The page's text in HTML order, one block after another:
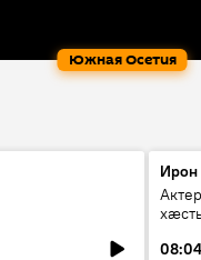
Южная Осетия
08:04